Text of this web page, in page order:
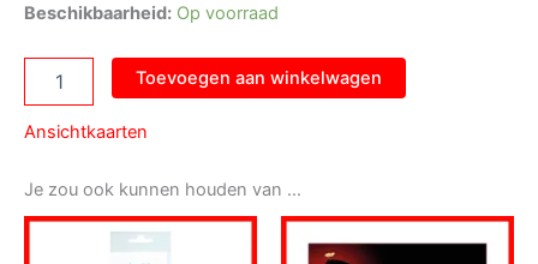
Beschikbaarheid: Op voorraad
Ansichtkaart
Strand
Toevoegen aan winkelwagen
Ansichtkaarten
Je zou ook kunnen houden van …